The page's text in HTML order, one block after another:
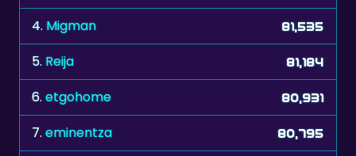
4. Migman 81,535
5. Reija 81,184
6.etgohome 80,931
7.eminentza 80,795